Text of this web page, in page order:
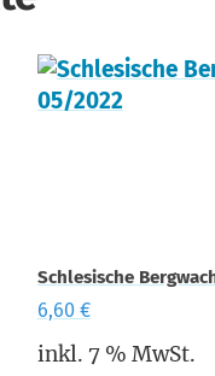
Schlesische
6,60 €
inkl. 7 % MwSt.